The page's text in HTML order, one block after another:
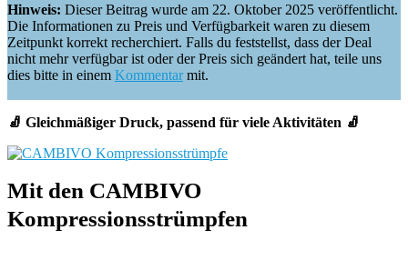
Hinweis: Dieser Beitrag wurde am 22. Oktober 2025 veröffentlicht.
Die Informationen zu Preis und Verfügbarkeit waren zu diesem
Zeitpunkt korrekt recherchiert. Falls du feststellst, dass der Deal
nicht mehr verfügbar ist oder der Preis sich geändert hat, teile uns
dies bitte in einem Kommentarmit.
🧦 Gleichmäßiger Druck, passend für viele Aktivitäten 🧦
Mit den CAMBIVO
Kompressionsstrümpfen